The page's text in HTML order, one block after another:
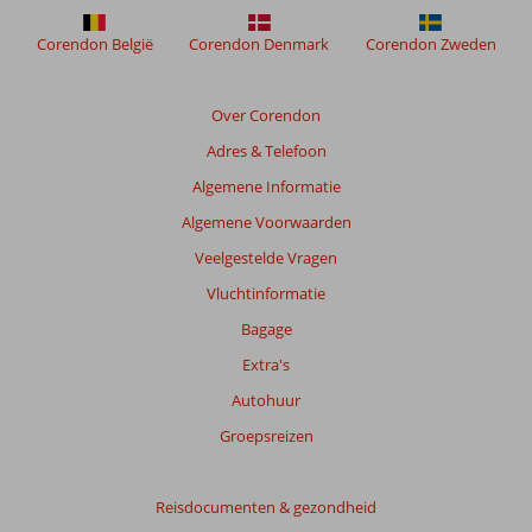
worden
niet
Over Corendon
Adres & Telefoon
Algemene Informatie
Algemene Voorwaarden
Veelgestelde Vragen
Vluchtinformatie
Bagage
Extra's
Autohuur
Groepsreizen
Reisdocumenten & gezondheid
Corendon België Corendon Denmark Corendon Zweden